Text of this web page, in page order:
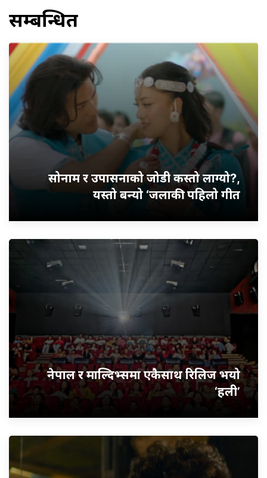
सम्बन्धित
सोनाम र उपासनाको जोडी कस्तो लाग्यो?,
यस्तो बन्यो ‘जलाकी’ पहिलो गीत
नेपाल र माल्दिभ्समा एकैसाथ रिलिज भयो
‘हली’